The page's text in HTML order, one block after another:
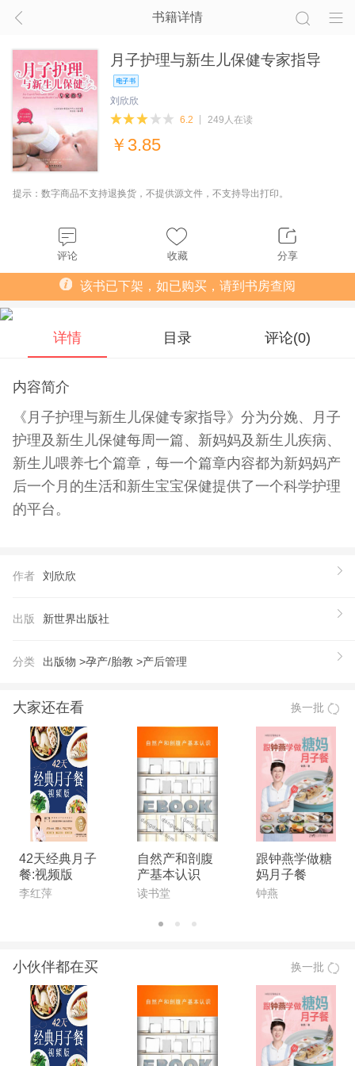
书籍详情
月子护理与新生儿保健专家指导
刘欣欣
6.2
249人在读
￥ 3.85
提示：数字商品不支持退换货，不提供源文件，不支持导出打印。
评论 收藏 分享
该书已下架，如已购买，请到书房查阅
详情 目录 评论(0)
内容简介
《月子护理与新生儿保健专家指导》分为分娩、月子
护理及新生儿保健每周一篇、新妈妈及新生儿疾病、
新生儿喂养七个篇章，每一个篇章内容都为新妈妈产
后一个月的生活和新生宝宝保健提供了一个科学护理
的平台。
作者 刘欣欣
出版 新世界出版社
分类 出版物 >孕产/胎教 >产后管理
大家还在看 换一批
42天经典月子
餐:视频版
李红萍
自然产和剖腹
产基本认识
读书堂
跟钟燕学做糖
妈月子餐
钟燕
小伙伴都在买 换一批